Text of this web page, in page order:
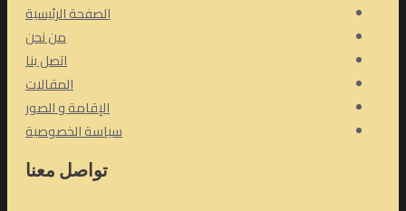
الصفحة الرئيسية
من نحن
اتصل بنا
المقالات
الإقامة و الصور
سياسة الخصوصية
تواصل معنا